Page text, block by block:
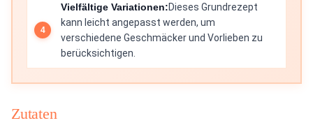
Vielfältige Variationen:Dieses Grundrezept
kann leicht angepasst werden, um
verschiedene Geschmäcker und Vorlieben zu
berücksichtigen.
Zutaten